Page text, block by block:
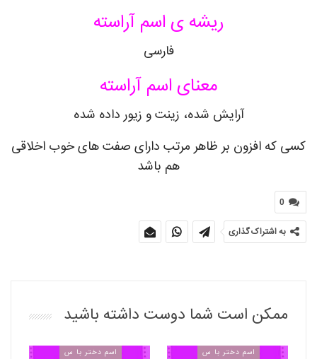
ریشه ی اسم آراسته
فارسی
معنای اسم آراسته
آرایش شده، زینت و زیور داده شده
کسی که افزون بر ظاهر مرتب دارای صفت های خوب اخلاقی
هم باشد
0
به اشتراک گذاری
ممکن است شما دوست داشته باشید
اسم دختر با س اسم دختر با س